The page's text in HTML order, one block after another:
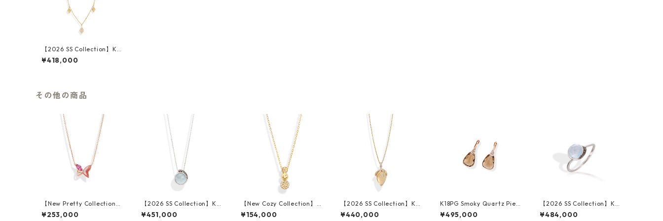
【2026 SS Collection】K18
YG Diamond Necklace
¥418,000
その他の商品
【New Pretty Collection】
K18PG Shell Pink Sapphire
Necklace
¥253,000
【2026 SS Collection】K18
WG Blue Topaz Brown Dia
mond Pendant
¥451,000
【New Cozy Collection】K
10YG Diamond Pendant
¥154,000
【2026 SS Collection】K18
YG Citrine Diamond Pend
ant
¥440,000
K18PG Smoky Quartz Pier
ced Earrings
¥495,000
【2026 SS Collection】K18
WG Blue Topaz Brown Dia
mond Ring
¥484,000